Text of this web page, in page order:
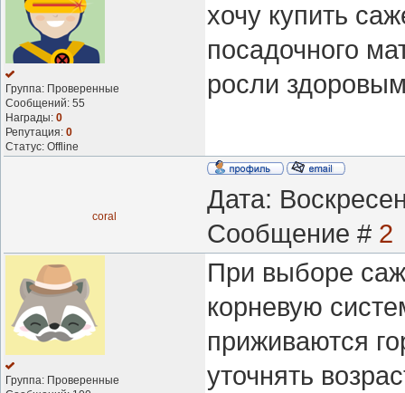
Группа: Проверенные
Сообщений: 55
Награды: 0
Репутация: 0
Статус: Offline
хочу купить
посадочного
росли
coral
Дата:
Сообщение # 2
Группа: Проверенные
При выборе
корневую
приживаются
уточнять